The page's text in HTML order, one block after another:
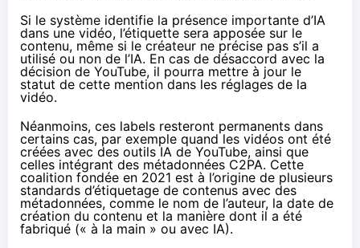
Si le système identifie la présence importante d’IA
dans une vidéo, l’étiquette sera apposée sur le
contenu, même si le créateur ne précise pas s’il a
utilisé ou non de l’IA. En cas de désaccord avec la
décision de YouTube, il pourra mettre à jour le
statut de cette mention dans les réglages de la
vidéo.
Néanmoins, ces labels resteront permanents dans
certains cas, par exemple quand les vidéos ont été
créées avec des outils IA de YouTube, ainsi que
celles intégrant des métadonnées C2PA. Cette
coalition fondée en 2021 est à l’origine de plusieurs
standards d’étiquetage de contenus avec des
métadonnées, comme le nom de l’auteur, la date de
création du contenu et la manière dont il a été
fabriqué (« à la main » ou avec IA).